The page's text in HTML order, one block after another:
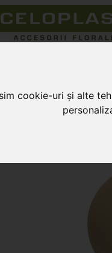
cookie-uri și alte
Burete pentru flori